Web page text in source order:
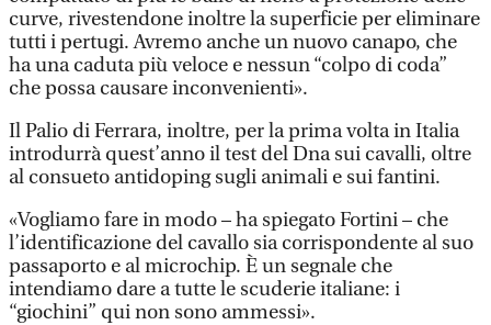
curve, rivestendone inoltre la superficie per eliminare
tutti i pertugi. Avremo anche un nuovo canapo, che
ha una caduta più veloce e nessun “colpo di coda”
che possa causare inconvenienti».
Il Palio di Ferrara, inoltre, per la prima volta in Italia
introdurrà quest’anno il test del Dna sui cavalli, oltre
al consueto antidoping sugli animali e sui fantini.
«Vogliamo fare in modo – ha spiegato Fortini – che
l’identificazione del cavallo sia corrispondente al suo
passaporto e al microchip. È un segnale che
intendiamo dare a tutte le scuderie italiane: i
“giochini” qui non sono ammessi».